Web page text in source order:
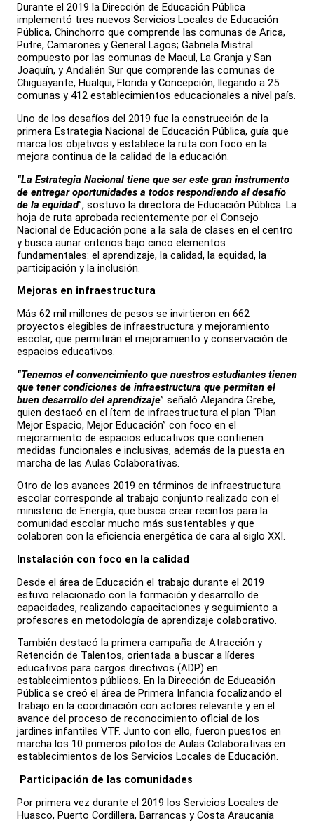
Durante el 2019 la Dirección de Educación Pública
implementó tres nuevos Servicios Locales de Educación
Pública, Chinchorro que comprende las comunas de Arica,
Putre, Camarones y General Lagos; Gabriela Mistral
compuesto por las comunas de Macul, La Granja y San
Joaquín, y Andalién Sur que comprende las comunas de
Chiguayante, Hualqui, Florida y Concepción, llegando a 25
comunas y 412 establecimientos educacionales a nivel país.
Uno de los desafíos del 2019 fue la construcción de la
primera Estrategia Nacional de Educación Pública, guía que
marca los objetivos y establece la ruta con foco en la
mejora continua de la calidad de la educación.
“La Estrategia Nacional tiene que ser este gran instrumento
de entregar oportunidades a todos respondiendo al desafío
de la equidad”, sostuvo la directora de Educación Pública. La
hoja de ruta aprobada recientemente por el Consejo
Nacional de Educación pone a la sala de clases en el centro
y busca aunar criterios bajo cinco elementos
fundamentales: el aprendizaje, la calidad, la equidad, la
participación y la inclusión.
Mejoras en infraestructura
Más 62 mil millones de pesos se invirtieron en 662
proyectos elegibles de infraestructura y mejoramiento
escolar, que permitirán el mejoramiento y conservación de
espacios educativos.
“Tenemos el convencimiento que nuestros estudiantes tienen
que tener condiciones de infraestructura que permitan el
buen desarrollo del aprendizaje” señaló Alejandra Grebe,
quien destacó en el ítem de infraestructura el plan “Plan
Mejor Espacio, Mejor Educación” con foco en el
mejoramiento de espacios educativos que contienen
medidas funcionales e inclusivas, además de la puesta en
marcha de las Aulas Colaborativas.
Otro de los avances 2019 en términos de infraestructura
escolar corresponde al trabajo conjunto realizado con el
ministerio de Energía, que busca crear recintos para la
comunidad escolar mucho más sustentables y que
colaboren con la eficiencia energética de cara al siglo XXI.
Instalación con foco en la calidad
Desde el área de Educación el trabajo durante el 2019
estuvo relacionado con la formación y desarrollo de
capacidades, realizando capacitaciones y seguimiento a
profesores en metodología de aprendizaje colaborativo.
También destacó la primera campaña de Atracción y
Retención de Talentos, orientada a buscar a líderes
educativos para cargos directivos (ADP) en
establecimientos públicos. En la Dirección de Educación
Pública se creó el área de Primera Infancia focalizando el
trabajo en la coordinación con actores relevante y en el
avance del proceso de reconocimiento oficial de los
jardines infantiles VTF. Junto con ello, fueron puestos en
marcha los 10 primeros pilotos de Aulas Colaborativas en
establecimientos de los Servicios Locales de Educación.
Participación de las comunidades
Por primera vez durante el 2019 los Servicios Locales de
Huasco, Puerto Cordillera, Barrancas y Costa Araucanía